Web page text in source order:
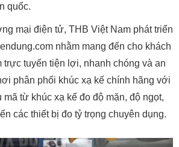
quốc.
mại điện tử, THB Việt Nam phát triển
nhằm mang đến cho khách
trực tuyến tiện lợi, nhanh chóng và an
phân phối khúc xạ kế chính hãng với
mã từ khúc xạ kế đo độ mặn, độ ngọt,
các thiết bị đo tỷ trọng chuyên dụng.